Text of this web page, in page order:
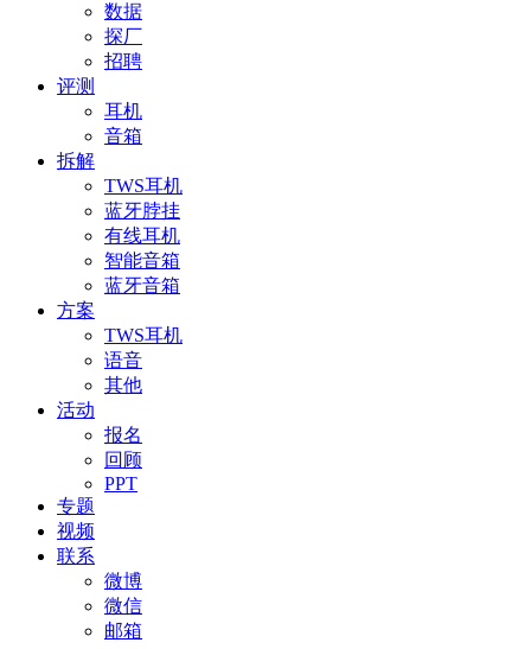
数据
探厂
招聘
评测
耳机
音箱
拆解
TWS耳机
蓝牙脖挂
有线耳机
智能音箱
蓝牙音箱
方案
TWS耳机
语音
其他
活动
报名
回顾
PPT
专题
视频
联系
微博
微信
邮箱